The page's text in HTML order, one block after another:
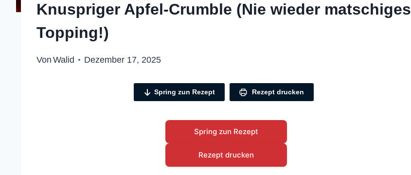
Knuspriger Apfel-Crumble (Nie wieder matschiges
Topping!)
Von Walid Dezember 17, 2025
Spring zun Rezept Rezept drucken
Spring zun Rezept
Rezept drucken